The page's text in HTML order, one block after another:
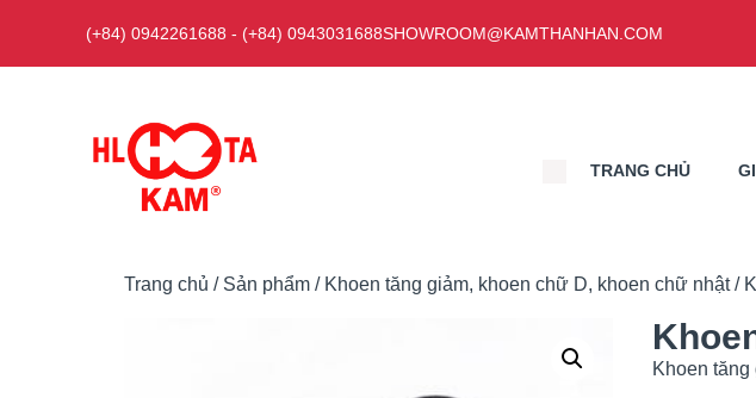
nội
(+84) 0942261688 - (+84) 0943031688SHOWROOM@KAMTHANHAN.COM
TRANG CHỦ
Trang chủ / Sản phẩm / Khoen tăng giảm, khoen chữ D, khoen chữ nhật/
Khoen